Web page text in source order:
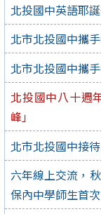
北投國中英語耶
北市北投國中攜
北市北投國中攜
北投國中八十週
峰」
北市北投國中接
六年線上交流，
保內中學師生首